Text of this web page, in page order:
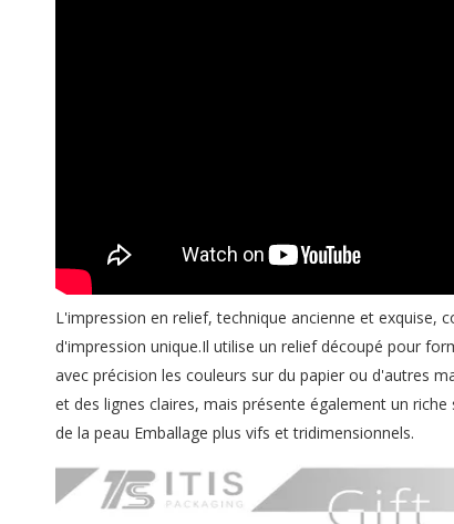
L'impression en relief, technique ancienne et exquise,
d'impression unique.Il utilise un relief découpé pour
avec précision les couleurs sur du papier ou d'autres
et des lignes claires, mais présente également un
de la peau Emballage plus vifs et tridimensionnels.